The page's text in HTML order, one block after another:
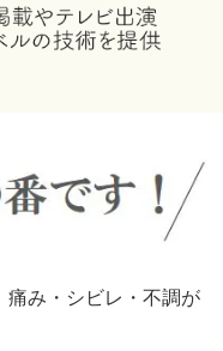
痛み・シビレ・不調が